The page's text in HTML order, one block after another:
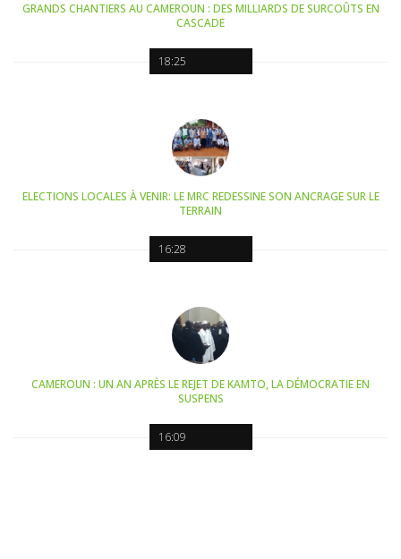
18:25
GRANDS CHANTIERS AU CAMEROUN : DES MILLIARDS DE SURCOÛTS EN
CASCADE
16:28
ELECTIONS LOCALES À VENIR: LE MRC REDESSINE SON ANCRAGE SUR LE
TERRAIN
16:09
CAMEROUN : UN AN APRÈS LE REJET DE KAMTO, LA DÉMOCRATIE EN
SUSPENS